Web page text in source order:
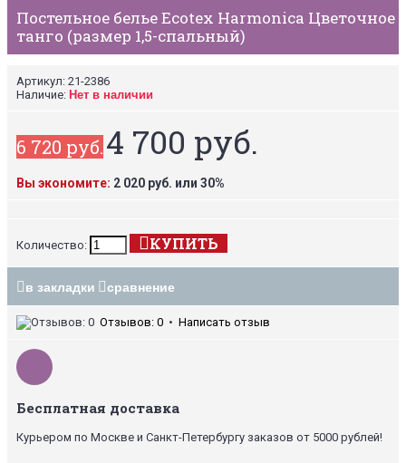
Постельное белье Ecotex Harmonica Цветочное
танго (размер 1,5-спальный)
Артикул: 21-2386
Наличие: Нет в наличии
6 720 руб.4 700 руб.
Вы экономите: 2 020 руб. или 30%
Количество: КУПИТЬ
в закладки сравнение
Отзывов: 0 • Написать отзыв
Бесплатная доставка
Курьером по Москве и Санкт-Петербургу заказов от 5000 рублей!